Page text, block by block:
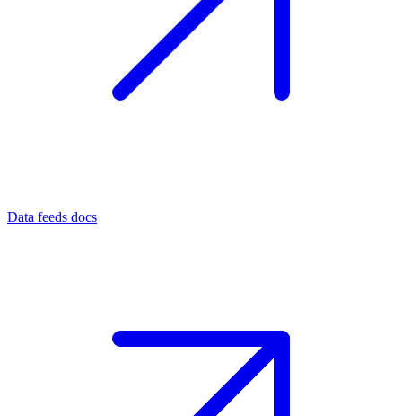
Data feeds docs